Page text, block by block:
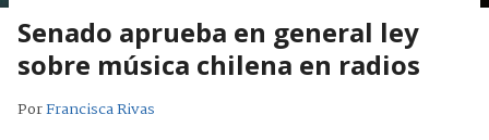
Senado aprueba en general ley
sobre música chilena en radios
PorFrancisca Rivas